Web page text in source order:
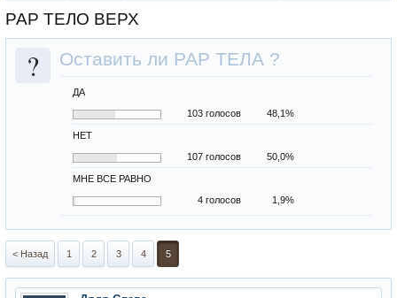
РАР ТЕЛО ВЕРХ
? Оставить ли РАР ТЕЛА ?
ДА
103 голосов
48,1%
НЕТ
107 голосов
50,0%
МНЕ ВСЕ РАВНО
4 голосов
1,9%
< Назад 1 2 3 4 5